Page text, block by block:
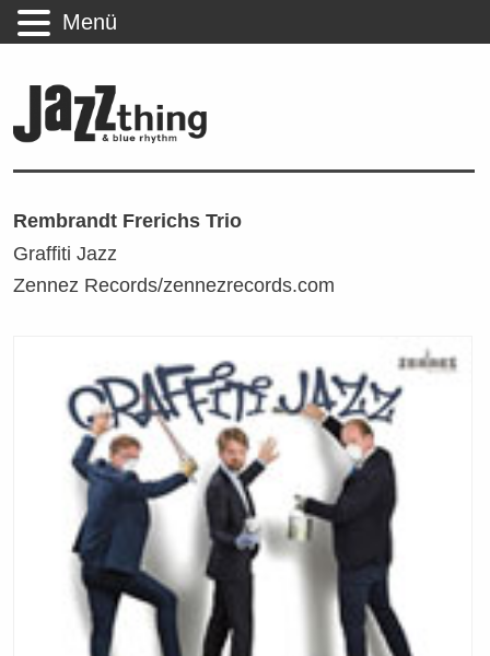
Rembrandt Frerichs Trio
Graffiti Jazz
Zennez Records/zennezrecords.com
Menü